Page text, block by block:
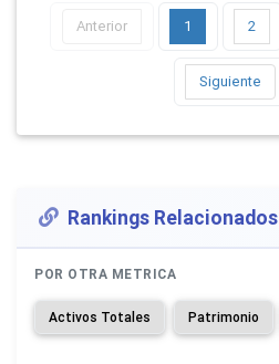
Anterior 1 2
Siguiente
Rankings Relacionados
POR OTRA METRICA
Activos Totales Patrimonio